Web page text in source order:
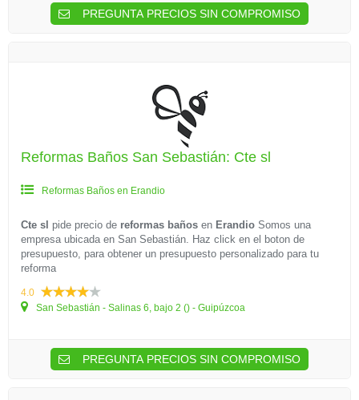
PREGUNTA PRECIOS SIN COMPROMISO
Reformas Baños San Sebastián: Cte sl
Reformas Baños en Erandio
Cte sl pide precio de reformas baños en Erandio Somos una
empresa ubicada en San Sebastián. Haz click en el boton de
presupuesto, para obtener un presupuesto personalizado para tu
reforma
4.0
San Sebastián - Salinas 6, bajo 2 () - Guipúzcoa
PREGUNTA PRECIOS SIN COMPROMISO